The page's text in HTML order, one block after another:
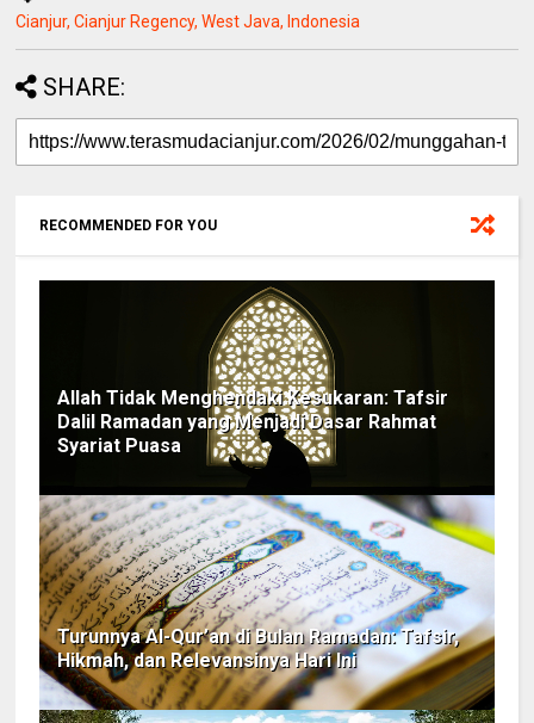
Cianjur, Cianjur Regency, West Java, Indonesia
SHARE:
RECOMMENDED FOR YOU
Allah Tidak Menghendaki Kesukaran: Tafsir
Dalil Ramadan yang Menjadi Dasar Rahmat
Syariat Puasa
Turunnya Al-Qur’an di Bulan Ramadan: Tafsir,
Hikmah, dan Relevansinya Hari Ini